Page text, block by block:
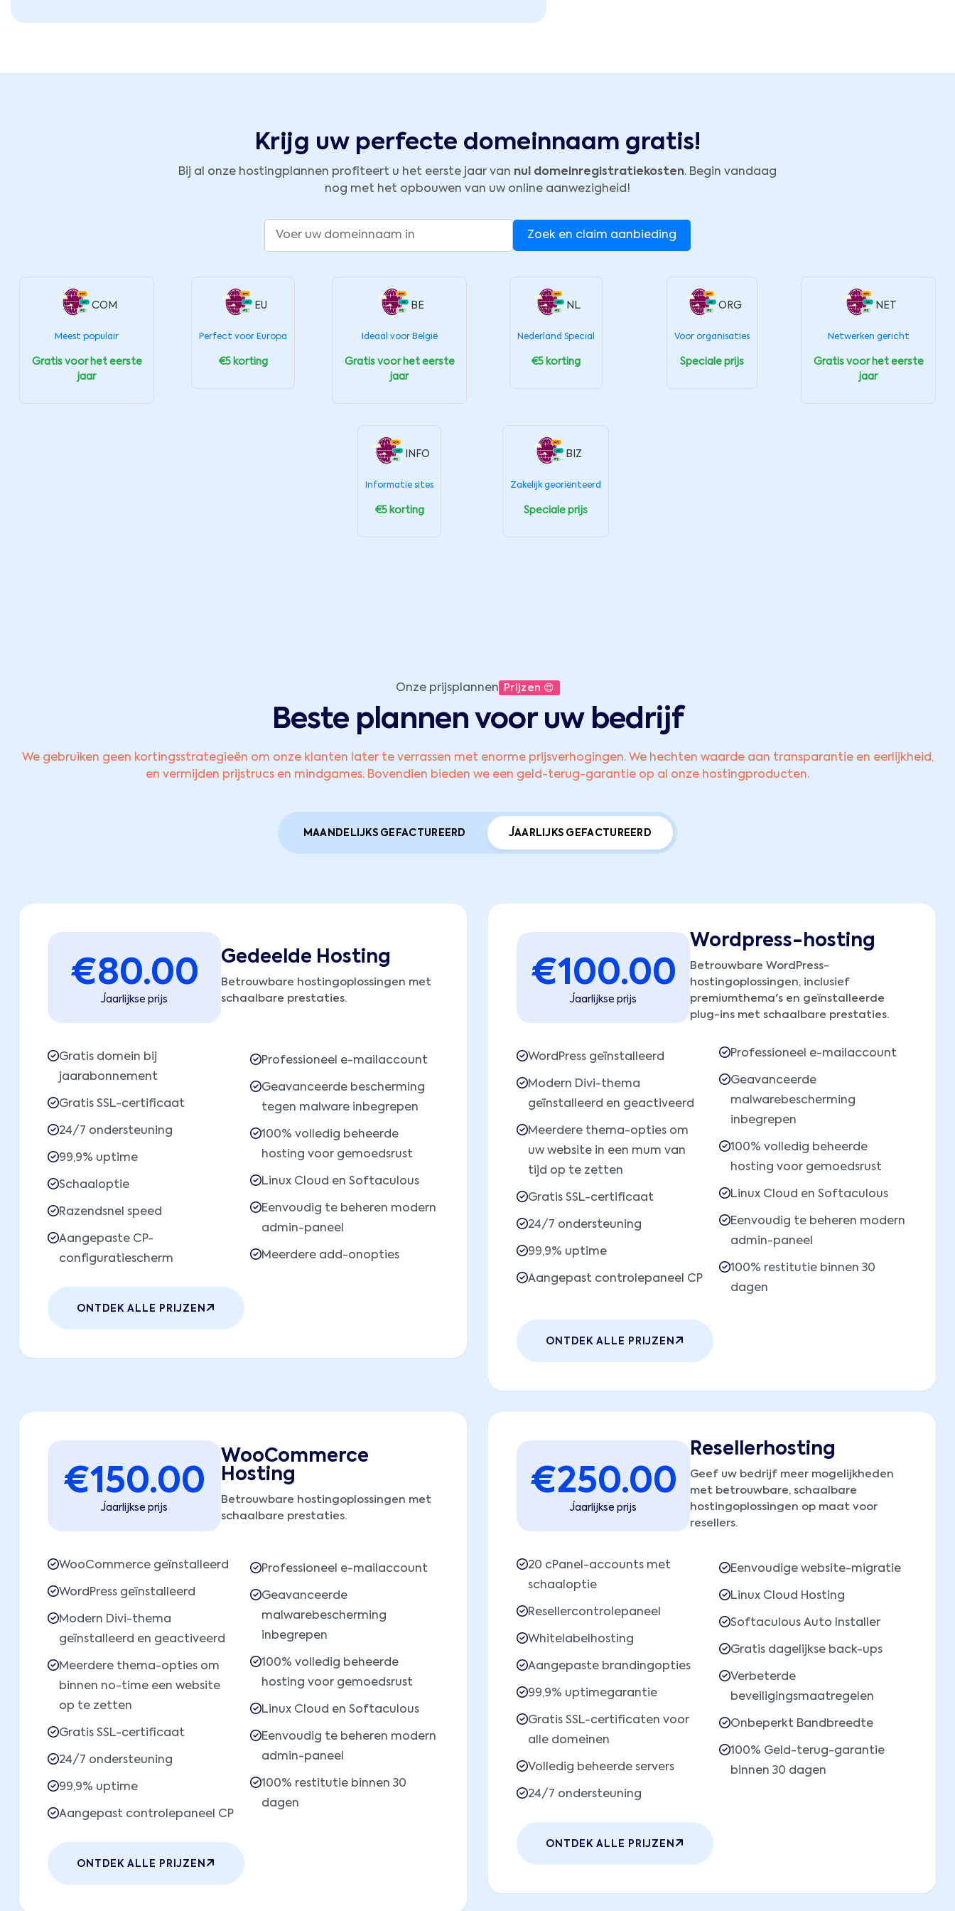
Krijg uw perfecte domeinnaam gratis!
Bij al onze hostingplannen profiteert u het eerste jaar van nul domeinregistratiekosten. Begin vandaag
nog met het opbouwen van uw online aanwezigheid!
Zoek en claim aanbieding
COM
Meest populair
Gratis voor het eerste
jaar
EU
Perfect voor Europa
€5 korting
BE
Ideaal voor België
Gratis voor het eerste
jaar
NL
Nederland Special
€5 korting
ORG
Voor organisaties
Speciale prijs
NET
Netwerken gericht
Gratis voor het eerste
jaar
INFO
Informatie sites
€5 korting
BIZ
Zakelijk georiënteerd
Speciale prijs
Onze prijsplannen Prijzen 😍
Beste plannen voor uw bedrijf
We gebruiken geen kortingsstrategieën om onze klanten later te verrassen met enorme prijsverhogingen. We hechten waarde aan transparantie en eerlijkheid,
en vermijden prijstrucs en mindgames. Bovendien bieden we een geld-terug-garantie op al onze hostingproducten.
MAANDELIJKS GEFACTUREERD JAARLIJKS GEFACTUREERD
€80.00
Jaarlijkse prijs
Gedeelde Hosting
Betrouwbare hostingoplossingen met
schaalbare prestaties.
Gratis domein bij
jaarabonnement
Gratis SSL-certificaat
24/7 ondersteuning
99,9% uptime
Schaaloptie
Razendsnel speed
Aangepaste CP-
configuratiescherm
Professioneel e-mailaccount
Geavanceerde bescherming
tegen malware inbegrepen
100% volledig beheerde
hosting voor gemoedsrust
Linux Cloud en Softaculous
Eenvoudig te beheren modern
admin-paneel
Meerdere add-onopties
ONTDEK ALLE PRIJZEN
€100.00
Jaarlijkse prijs
Wordpress-hosting
Betrouwbare WordPress-
hostingoplossingen, inclusief
premiumthema's en geïnstalleerde
plug-ins met schaalbare prestaties.
WordPress geïnstalleerd
Modern Divi-thema
geïnstalleerd en geactiveerd
Meerdere thema-opties om
uw website in een mum van
tijd op te zetten
Gratis SSL-certificaat
24/7 ondersteuning
99,9% uptime
Aangepast controlepaneel CP
Professioneel e-mailaccount
Geavanceerde
malwarebescherming
inbegrepen
100% volledig beheerde
hosting voor gemoedsrust
Linux Cloud en Softaculous
Eenvoudig te beheren modern
admin-paneel
100% restitutie binnen 30
dagen
ONTDEK ALLE PRIJZEN
€150.00
Jaarlijkse prijs
WooCommerce
Hosting
Betrouwbare hostingoplossingen met
schaalbare prestaties.
WooCommerce geïnstalleerd
WordPress geïnstalleerd
Modern Divi-thema
geïnstalleerd en geactiveerd
Meerdere thema-opties om
binnen no-time een website
op te zetten
Gratis SSL-certificaat
24/7 ondersteuning
99,9% uptime
Aangepast controlepaneel CP
Professioneel e-mailaccount
Geavanceerde
malwarebescherming
inbegrepen
100% volledig beheerde
hosting voor gemoedsrust
Linux Cloud en Softaculous
Eenvoudig te beheren modern
admin-paneel
100% restitutie binnen 30
dagen
ONTDEK ALLE PRIJZEN
€250.00
Jaarlijkse prijs
Resellerhosting
Geef uw bedrijf meer mogelijkheden
met betrouwbare, schaalbare
hostingoplossingen op maat voor
resellers.
20 cPanel-accounts met
schaaloptie
Resellercontrolepaneel
Whitelabelhosting
Aangepaste brandingopties
99,9% uptimegarantie
Gratis SSL-certificaten voor
alle domeinen
Volledig beheerde servers
24/7 ondersteuning
Eenvoudige website-migratie
Linux Cloud Hosting
Softaculous Auto Installer
Gratis dagelijkse back-ups
Verbeterde
beveiligingsmaatregelen
Onbeperkt Bandbreedte
100% Geld-terug-garantie
binnen 30 dagen
ONTDEK ALLE PRIJZEN